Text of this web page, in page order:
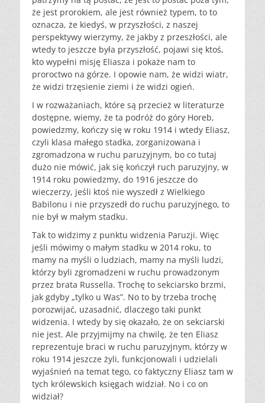
że jest prorokiem, ale jest również typem, to to
oznacza, że kiedyś, w przyszłości, z naszej
perspektywy wierzymy, że jakby z przeszłości, ale
wtedy to jeszcze była przyszłość, pojawi się ktoś,
kto wypełni misję Eliasza i pokaże nam to
proroctwo na górze. I opowie nam, że widzi wiatr,
że widzi trzęsienie ziemi i że widzi ogień.
I w rozważaniach, które są przecież w literaturze
dostępne, wiemy, że ta podróż do góry Horeb,
powiedzmy, kończy się w roku 1914 i wtedy Eliasz,
czyli klasa małego stadka, zorganizowana i
zgromadzona w ruchu paruzyjnym, bo co tutaj
dużo nie mówić, jak się kończył ruch paruzyjny, w
1914 roku powiedzmy, do 1916 jeszcze do
wieczerzy, jeśli ktoś nie wyszedł z Wielkiego
Babilonu i nie przyszedł do ruchu paruzyjnego, to
nie był w małym stadku.
Tak to widzimy z punktu widzenia Paruzji. Więc
jeśli mówimy o małym stadku w 2014 roku, to
mamy na myśli o ludziach, mamy na myśli ludzi,
którzy byli zgromadzeni w ruchu prowadzonym
przez brata Russella. Trochę to sekciarsko brzmi,
jak gdyby „tylko u Was”. No to by trzeba trochę
porozwijać, uzasadnić, dlaczego taki punkt
widzenia. I wtedy by się okazało, że on sekciarski
nie jest. Ale przyjmijmy na chwilę, że ten Eliasz
reprezentuje braci w ruchu paruzyjnym, którzy w
roku 1914 jeszcze żyli, funkcjonowali i udzielali
wyjaśnień na temat tego, co faktyczny Eliasz tam w
tych królewskich księgach widział. No i co on
widział?